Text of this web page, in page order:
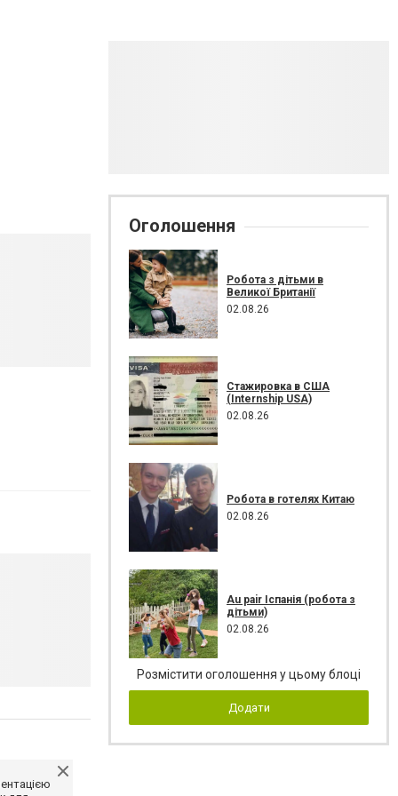
Оголошення
Робота з дітьми в
Великої Британії
02.08.26
Стажировка в США
(Internship USA)
02.08.26
Робота в готелях Китаю
02.08.26
Au pair Іспанія (робота з
дітьми)
02.08.26
Розмістити оголошення у цьому блоці
Додати